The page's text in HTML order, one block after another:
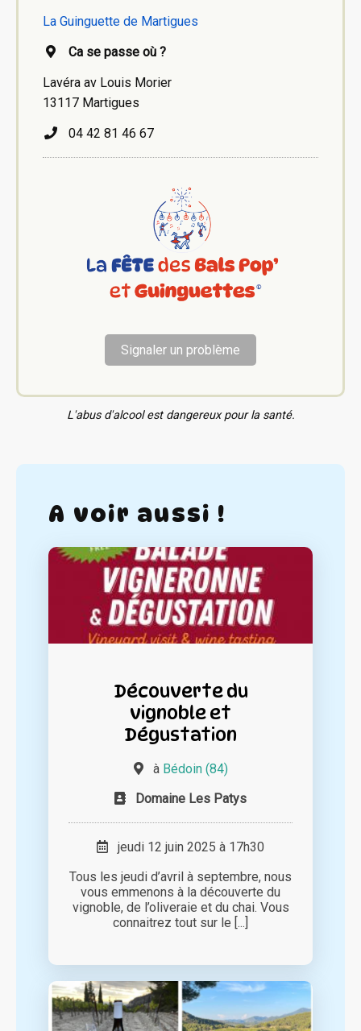
La Guinguette de Martigues
Ca se passe où ?
Lavéra av Louis Morier
13117 Martigues
04 42 81 46 67
Signaler un problème
L'abus d'alcool est dangereux pour la santé.
A voir aussi !
Découverte du
vignoble et
Dégustation
à Bédoin (84)
Domaine Les Patys
jeudi 12 juin 2025 à 17h30
Tous les jeudi d’avril à septembre, nous
vous emmenons à la découverte du
vignoble, de l’oliveraie et du chai. Vous
connaitrez tout sur le [...]